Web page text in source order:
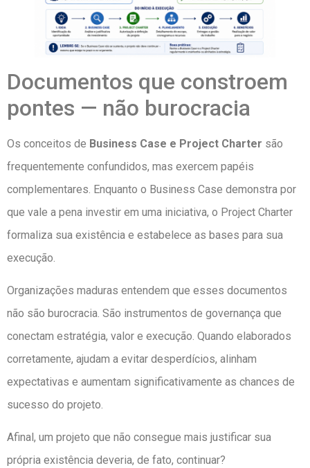
Documentos que constroem
pontes — não burocracia
Os conceitos de Business Case e Project Charter são
frequentemente confundidos, mas exercem papéis
complementares. Enquanto o Business Case demonstra por
que vale a pena investir em uma iniciativa, o Project Charter
formaliza sua existência e estabelece as bases para sua
execução.
Organizações maduras entendem que esses documentos
não são burocracia. São instrumentos de governança que
conectam estratégia, valor e execução. Quando elaborados
corretamente, ajudam a evitar desperdícios, alinham
expectativas e aumentam significativamente as chances de
sucesso do projeto.
Afinal, um projeto que não consegue mais justificar sua
própria existência deveria, de fato, continuar?